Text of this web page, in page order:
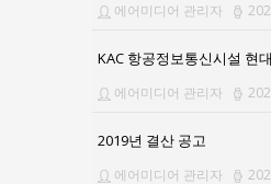
에어미디어 관리자
KAC 항공정보통신시설 현
에어미디어 관리자
2019년 결산 공고
에어미디어 관리자